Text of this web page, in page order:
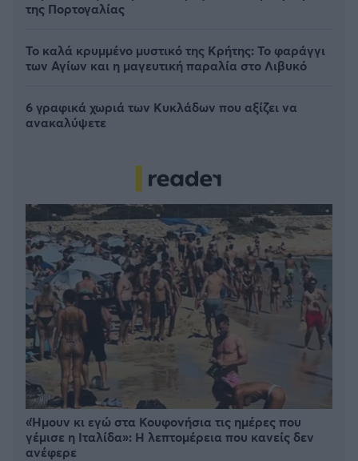
της Πορτογαλίας
Το καλά κρυμμένο μυστικό της Κρήτης: Το φαράγγι
των Αγίων και η μαγευτική παραλία στο Λιβυκό
6 γραφικά χωριά των Κυκλάδων που αξίζει να
ανακαλύψετε
«Ήμουν κι εγώ στα Κουφονήσια τις ημέρες που
γέμισε η Ιταλίδα»: Η λεπτομέρεια που κανείς δεν
ανέφερε